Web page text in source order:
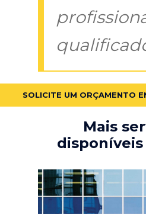
SOLICITE UM ORÇAMENTO
Mais